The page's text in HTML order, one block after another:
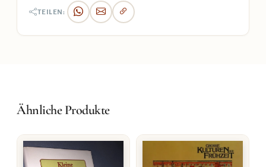
TEILEN:
Ähnliche Produkte